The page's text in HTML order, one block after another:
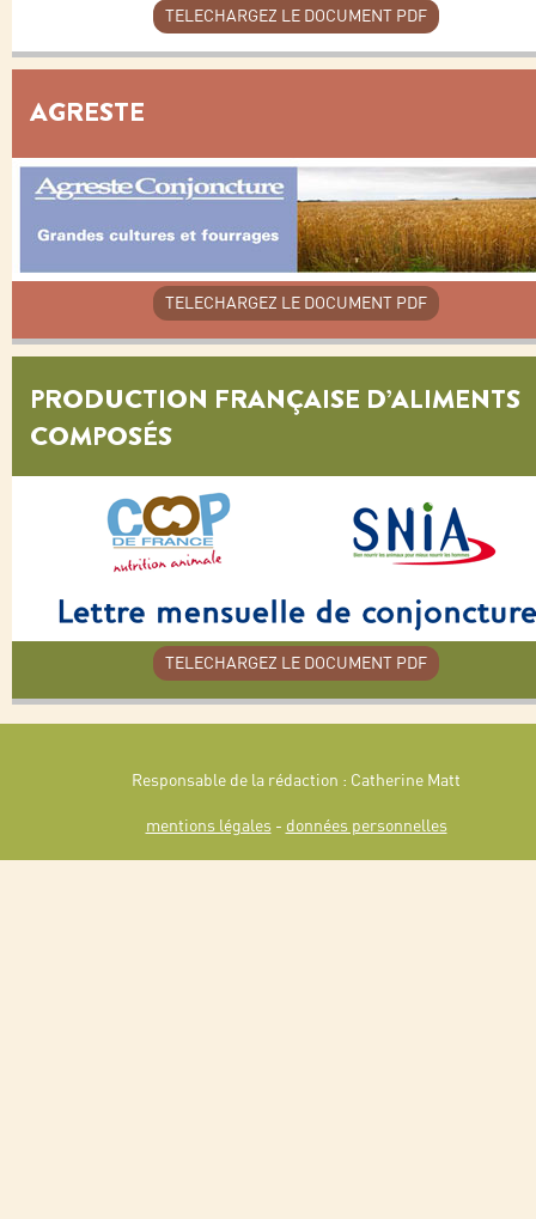
TELECHARGEZ LE DOCUMENT PDF
AGRESTE
TELECHARGEZ LE DOCUMENT PDF
PRODUCTION FRANÇAISE D’ALIMENTS
COMPOSÉS
TELECHARGEZ LE DOCUMENT PDF
Responsable de la rédaction : Catherine Matt
mentions légales - données personnelles